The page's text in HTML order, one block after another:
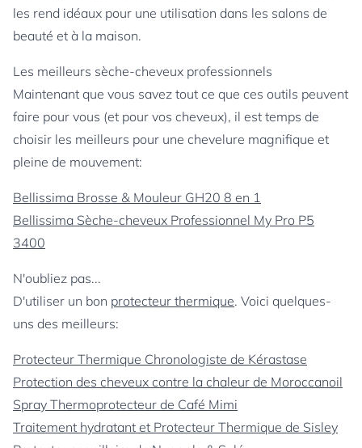
les rend idéaux pour une utilisation dans les salons de
beauté et à la maison.
Les meilleurs sèche-cheveux professionnels
Maintenant que vous savez tout ce que ces outils peuvent
faire pour vous (et pour vos cheveux), il est temps de
choisir les meilleurs pour une chevelure magnifique et
pleine de mouvement:
Bellissima Brosse & Mouleur GH20 8 en 1
Bellissima Sèche-cheveux Professionnel My Pro P5
3400
N'oubliez pas...
D'utiliser un bon protecteur thermique. Voici quelques-
uns des meilleurs:
Protecteur Thermique Chronologiste de Kérastase
Protection des cheveux contre la chaleur de Moroccanoil
Spray Thermoprotecteur de Café Mimi
Traitement hydratant et Protecteur Thermique de Sisley